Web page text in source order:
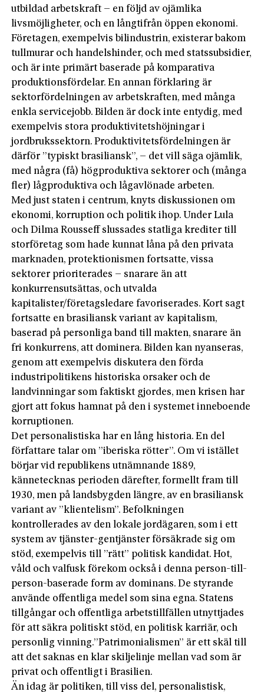
utbildad arbetskraft – en följd av ojämlika
livsmöjligheter, och en långtifrån öppen ekonomi.
Företagen, exempelvis bilindustrin, existerar bakom
tullmurar och handelshinder, och med statssubsidier,
och är inte primärt baserade på komparativa
produktionsfördelar. En annan förklaring är
sektorfördelningen av arbetskraften, med många
enkla servicejobb. Bilden är dock inte entydig, med
exempelvis stora produktivitetshöjningar i
jordbrukssektorn. Produktivitetsfördelningen är
därför ”typiskt brasiliansk”, – det vill säga ojämlik,
med några (få) högproduktiva sektorer och (många
fler) lågproduktiva och lågavlönade arbeten.
Med just staten i centrum, knyts diskussionen om
ekonomi, korruption och politik ihop. Under Lula
och Dilma Rousseff slussades statliga krediter till
storföretag som hade kunnat låna på den privata
marknaden, protektionismen fortsatte, vissa
sektorer prioriterades – snarare än att
konkurrensutsättas, och utvalda
kapitalister/företagsledare favoriserades. Kort sagt
fortsatte en brasiliansk variant av kapitalism,
baserad på personliga band till makten, snarare än
fri konkurrens, att dominera. Bilden kan nyanseras,
genom att exempelvis diskutera den förda
industripolitikens historiska orsaker och de
landvinningar som faktiskt gjordes, men krisen har
gjort att fokus hamnat på den i systemet inneboende
korruptionen.
Det personalistiska har en lång historia. En del
författare talar om ”iberiska rötter”. Om vi istället
börjar vid republikens utnämnande 1889,
kännetecknas perioden därefter, formellt fram till
1930, men på landsbygden längre, av en brasiliansk
variant av ”klientelism”. Befolkningen
kontrollerades av den lokale jordägaren, som i ett
system av tjänster-gentjänster försäkrade sig om
stöd, exempelvis till ”rätt” politisk kandidat. Hot,
våld och valfusk förekom också i denna person-till-
person-baserade form av dominans. De styrande
använde offentliga medel som sina egna. Statens
tillgångar och offentliga arbetstillfällen utnyttjades
för att säkra politiskt stöd, en politisk karriär, och
personlig vinning.”Patrimonialismen” är ett skäl till
att det saknas en klar skiljelinje mellan vad som är
privat och offentligt i Brasilien.
Än idag är politiken, till viss del, personalistisk,